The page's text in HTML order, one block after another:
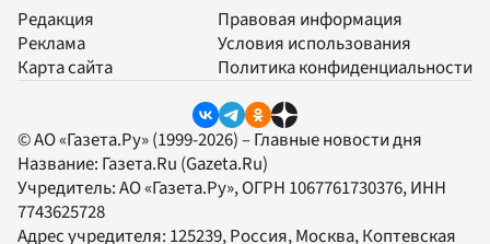
Редакция
Реклама
Карта сайта
Правовая информация
Условия использования
Политика конфиденциальности
© АО «Газета.Ру» (1999-2026) – Главные новости дня
Название: Газета.Ru (Gazeta.Ru)
Учредитель:АО «Газета.Ру», ОГРН 1067761730376, ИНН
7743625728
Адрес учредителя: 125239, Россия, Москва, Коптевская